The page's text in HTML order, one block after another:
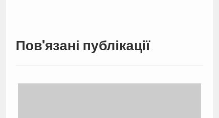
Пов'язані публікації